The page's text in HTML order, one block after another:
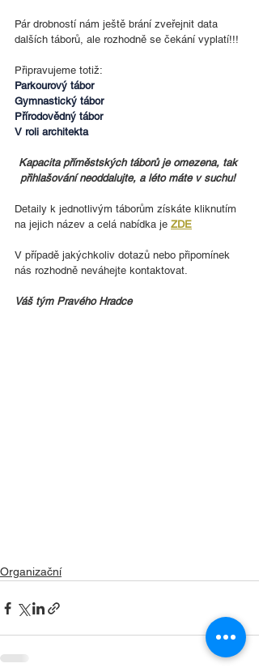
Pár drobností nám ještě brání zveřejnit data
dalších táborů, ale rozhodně se čekání vyplatí!!!
Připravujeme totiž:
Parkourový tábor
Gymnastický tábor
Přírodovědný tábor
V roli architekta
Kapacita příměstských táborů je omezena, tak
přihlašování neoddalujte, a léto máte v suchu!
Detaily k jednotlivým táborům získáte kliknutím
na jejich název a celá nabídka je ZDE
V případě jakýchkoliv dotazů nebo připomínek
nás rozhodně neváhejte kontaktovat.
Váš tým Pravého Hradce
Organizační